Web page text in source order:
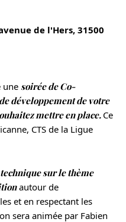
de l'Hers, 31500
une soiréede Co-
développement de votre
mettre en place. Ce
CTS de la Ligue
sur le thème
autour de
et en respectant les
sera animée par Fabien